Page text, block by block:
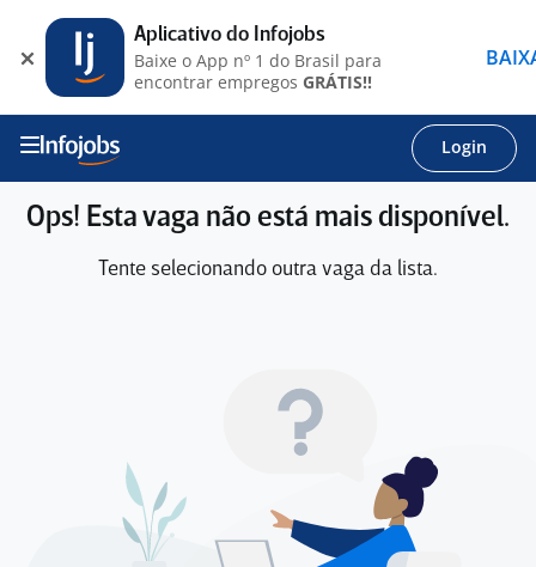
Login
Ops! Esta vaga não está mais disponível.
Tente selecionando outra vaga da lista.
Aplicativo do Infojobs
Baixe o App nº 1 do Brasil para
encontrar empregos GRÁTIS!!